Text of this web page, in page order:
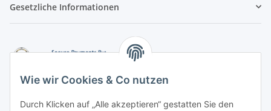
Wie wir Cookies & Co nutzen
Durch Klicken auf „Alle akzeptieren“ gestatten Sie den
Gesetzliche Informationen